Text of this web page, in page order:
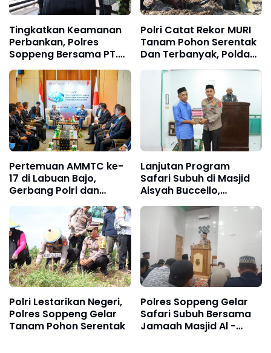
Tingkatkan Keamanan
Perbankan, Polres
Soppeng Bersama PT.
Bank PD Sulselbar Gelar
Penandatanganan MoU
Polri Catat Rekor MURI
Tanam Pohon Serentak
Dan Terbanyak, Polda
Sulsel Tanam 1.750
Pohon
Pertemuan AMMTC ke-
17 di Labuan Bajo,
Gerbang Polri dan
ASEAN Jaga Kawasan
dari Kejahatan
Transnasional
Lanjutan Program
Safari Subuh di Masjid
Aisyah Buccello,
Kapolres Soppeng :
Sambut Pemilu 2024
Dengan Damai
Polri Lestarikan Negeri,
Polres Soppeng Gelar
Tanam Pohon Serentak
Polres Soppeng Gelar
Safari Subuh Bersama
Jamaah Masjid Al -